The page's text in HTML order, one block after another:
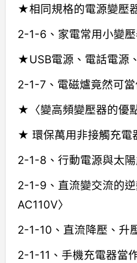
★相同規格的電源變壓
2-1-6、家電常用小變
★USB電源、電話電源
2-1-7、電磁爐竟然可
★〈變高頻變壓器的優點
★ 環保萬用非接觸充電
2-1-8、行動電源與太
2-1-9、直流變交流的
AC110V〉
2-1-10、直流降壓、升
2-1-11、手機充電器當